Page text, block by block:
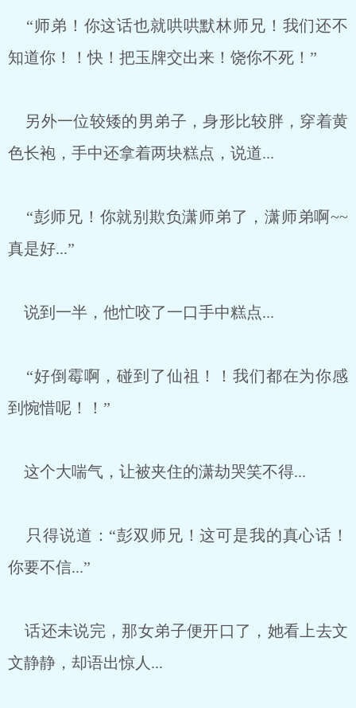
“师弟！你这话也就哄哄默林师兄！我们还不
知道你！！快！把玉牌交出来！饶你不死！”
另外一位较矮的男弟子，身形比较胖，穿着黄
色长袍，手中还拿着两块糕点，说道...
“彭师兄！你就别欺负潇师弟了，潇师弟啊~~
真是好...”
说到一半，他忙咬了一口手中糕点...
“好倒霉啊，碰到了仙祖！！我们都在为你感
到惋惜呢！！”
这个大喘气，让被夹住的潇劫哭笑不得...
只得说道：“彭双师兄！这可是我的真心话！
你要不信...”
话还未说完，那女弟子便开口了，她看上去文
文静静，却语出惊人...